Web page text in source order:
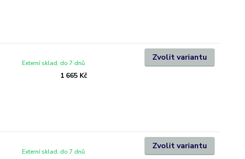
1 665 Kč
Externí sklad, do 7 dnů
Zvolit variantu
Externí sklad, do 7 dnů
Zvolit variantu